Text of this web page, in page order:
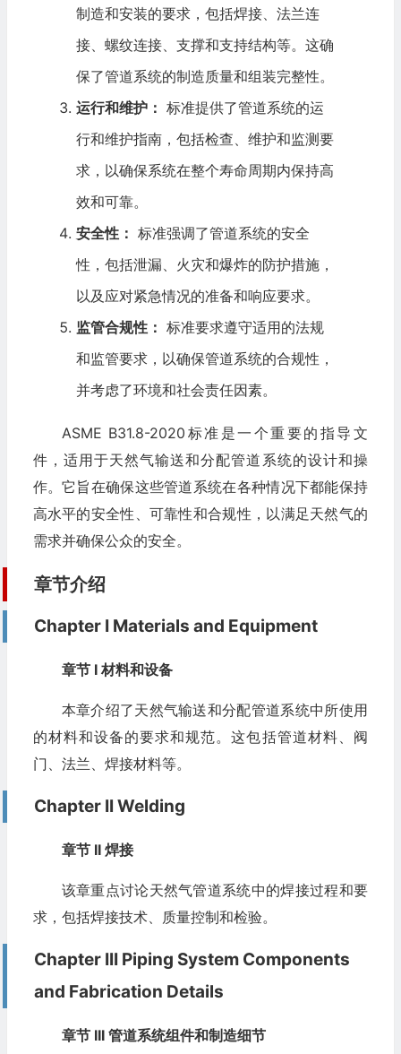
制造和安装的要求，包括焊接、法兰连
接、螺纹连接、支撑和支持结构等。这确
保了管道系统的制造质量和组装完整性。
运行和维护： 标准提供了管道系统的运
行和维护指南，包括检查、维护和监测要
求，以确保系统在整个寿命周期内保持高
效和可靠。
安全性： 标准强调了管道系统的安全
性，包括泄漏、火灾和爆炸的防护措施，
以及应对紧急情况的准备和响应要求。
监管合规性： 标准要求遵守适用的法规
和监管要求，以确保管道系统的合规性，
并考虑了环境和社会责任因素。
ASME B31.8-2020标准是一个重要的指导文
件，适用于天然气输送和分配管道系统的设计和操
作。它旨在确保这些管道系统在各种情况下都能保持
高水平的安全性、可靠性和合规性，以满足天然气的
需求并确保公众的安全。
章节介绍
Chapter I Materials and Equipment
章节 I 材料和设备
本章介绍了天然气输送和分配管道系统中所使用
的材料和设备的要求和规范。这包括管道材料、阀
门、法兰、焊接材料等。
Chapter II Welding
章节 II 焊接
该章重点讨论天然气管道系统中的焊接过程和要
求，包括焊接技术、质量控制和检验。
Chapter III Piping System Components
and Fabrication Details
章节 III 管道系统组件和制造细节